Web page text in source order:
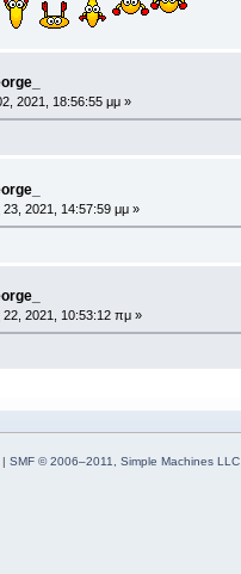
2021, 18:56:55 μμ »
23, 2021, 14:57:59 μμ »
22, 2021, 10:53:12 πμ »
| SMF © 2006–2011, Simple Machines LLC